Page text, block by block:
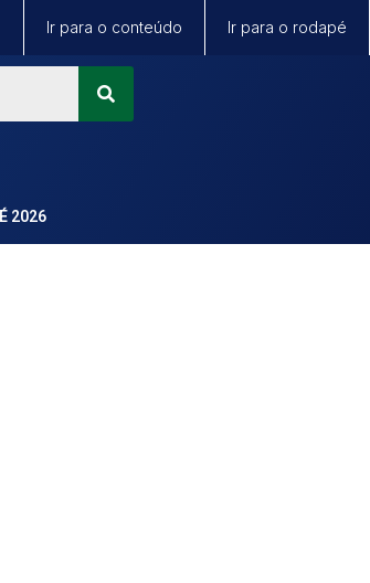
Ir para o conteúdo Ir para o rodapé
2026